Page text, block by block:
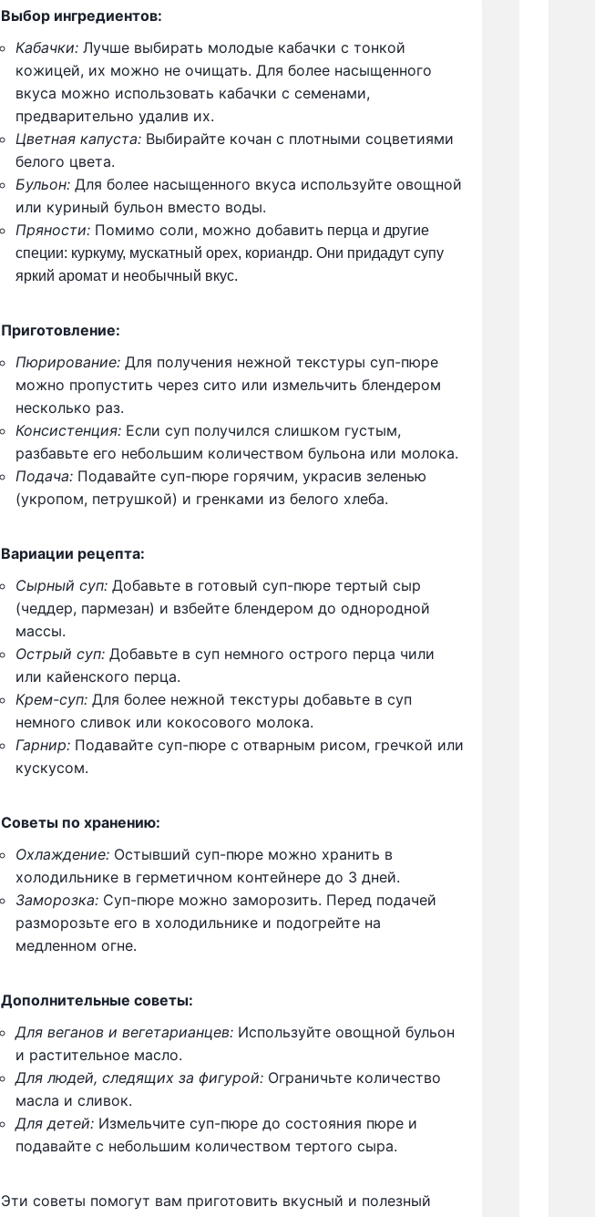
Выбор ингредиентов:
Кабачки: Лучше выбирать молодые кабачки с тонкой
кожицей, их можно не очищать. Для более насыщенного
вкуса можно использовать кабачки с семенами,
предварительно удалив их.
Цветная капуста: Выбирайте кочан с плотными соцветиями
белого цвета.
Бульон: Для более насыщенного вкуса используйте овощной
или куриный бульон вместо воды.
Пряности: Помимо соли, можно добавить перца и другие
специи: куркуму, мускатный орех, кориандр. Они придадут супу
яркий аромат и необычный вкус.
Приготовление:
Пюрирование: Для получения нежной текстуры суп-пюре
можно пропустить через сито или измельчить блендером
несколько раз.
Консистенция: Если суп получился слишком густым,
разбавьте его небольшим количеством бульона или молока.
Подача: Подавайте суп-пюре горячим, украсив зеленью
(укропом, петрушкой) и гренками из белого хлеба.
Вариации рецепта:
Сырный суп: Добавьте в готовый суп-пюре тертый сыр
(чеддер, пармезан) и взбейте блендером до однородной
массы.
Острый суп: Добавьте в суп немного острого перца чили
или кайенского перца.
Крем-суп: Для более нежной текстуры добавьте в суп
немного сливок или кокосового молока.
Гарнир: Подавайте суп-пюре с отварным рисом, гречкой или
кускусом.
Советы по хранению:
Охлаждение: Остывший суп-пюре можно хранить в
холодильнике в герметичном контейнере до 3 дней.
Заморозка: Суп-пюре можно заморозить. Перед подачей
разморозьте его в холодильнике и подогрейте на
медленном огне.
Дополнительные советы:
Для веганов и вегетарианцев: Используйте овощной бульон
и растительное масло.
Для людей, следящих за фигурой: Ограничьте количество
масла и сливок.
Для детей: Измельчите суп-пюре до состояния пюре и
подавайте с небольшим количеством тертого сыра.
Эти советы помогут вам приготовить вкусный и полезный